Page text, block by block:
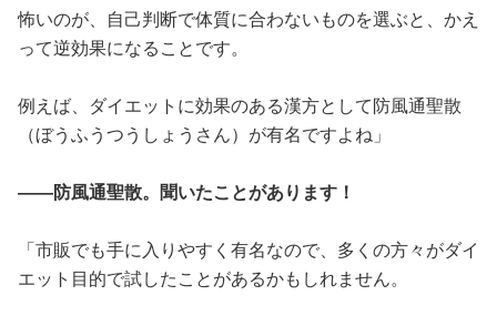
怖いのが、自己判断で体質に合わないものを選ぶと、かえ
って逆効果になることです。
例えば、ダイエットに効果のある漢方として防風通聖散
（ぼうふうつうしょうさん）が有名ですよね」
――防風通聖散。聞いたことがあります！
「市販でも手に入りやすく有名なので、多くの方々がダイ
エット目的で試したことがあるかもしれません。